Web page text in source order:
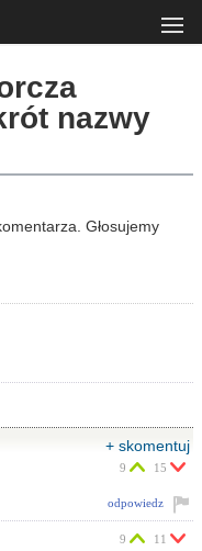
nazwy
Głosujemy
+ skomentuj
9 15
odpowiedz
9 11